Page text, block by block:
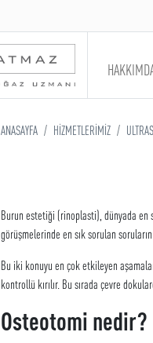
ANASAYFA HİZMETLERİMİZ
Burun estetiği (rinoplasti), dünyada en
görüşmelerinde en sık sorulan
Bu iki konuyu en çok etkileyen
kontrollü kırılır. Bu sırada çevre
Osteotomi